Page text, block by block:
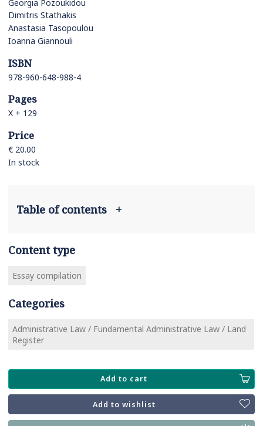
Georgia Pozoukidou
Dimitris Stathakis
Anastasia Tasopoulou
Ioanna Giannouli
ISBN
978-960-648-988-4
Pages
X + 129
Price
€ 20.00
In stock
Table of contents +
Content type
Essay compilation
Categories
Administrative Law / Fundamental Administrative Law / Land
Register
Add to cart
Add to wishlist